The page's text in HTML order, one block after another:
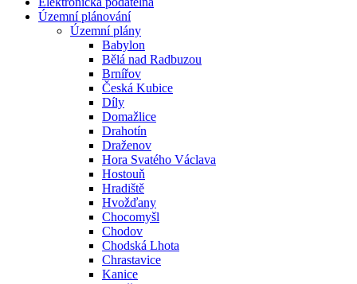
Územní plánování
Územní plány
Babylon
Bělá nad Radbuzou
Brnířov
Česká Kubice
Díly
Domažlice
Drahotín
Draženov
Hora Svatého Václava
Hostouň
Hradiště
Hvožďany
Chocomyšl
Chodov
Chodská Lhota
Chrastavice
Kanice